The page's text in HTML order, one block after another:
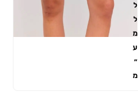
ל
ל
מ
ע
״
מ